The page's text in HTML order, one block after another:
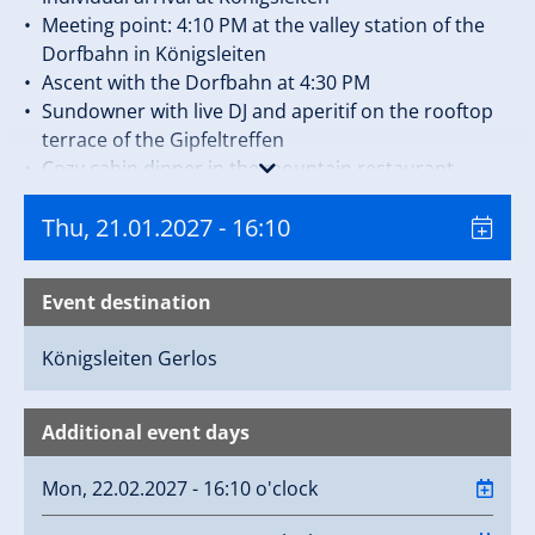
Meeting point: 4:10 PM at the valley station of the
Dorfbahn in Königsleiten
Ascent with the Dorfbahn at 4:30 PM
Sundowner with live DJ and aperitif on the rooftop
terrace of the Gipfeltreffen
Cozy cabin dinner in the mountain restaurant
Gipfeltreffen
Ascent to the summit cross (approx. 10 min.) and
then descent towards Gerlos to the valley station
Fussalm X-Press
Shuttle service from Gerlos (valley station Fussalm
Arrival approx. 9:00 PM.
Price per person: € 95,-
NOTES & REQUIREMENTS:
Thu, 21.01.2027- 16:10
Event destination
Königsleiten Gerlos
Additional event days
Mon, 22.02.2027 - 16:10 o'clock